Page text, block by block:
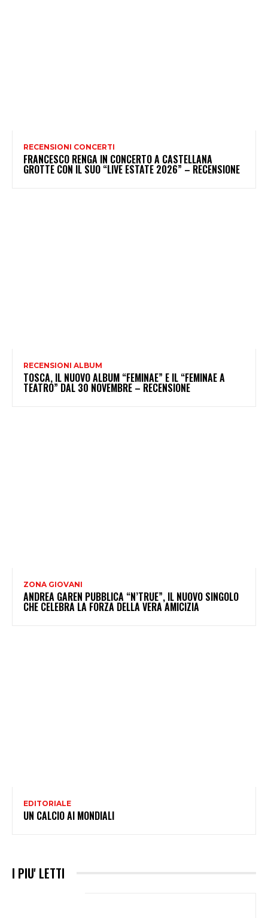
RECENSIONI CONCERTI
FRANCESCO RENGA IN CONCERTO A CASTELLANA
GROTTE CON IL SUO “LIVE ESTATE 2026” – RECENSIONE
RECENSIONI ALBUM
TOSCA, IL NUOVO ALBUM “FEMINAE” E IL “FEMINAE A
TEATRO” DAL 30 NOVEMBRE – RECENSIONE
ZONA GIOVANI
ANDREA GAREN PUBBLICA “N’TRUE”, IL NUOVO SINGOLO
CHE CELEBRA LA FORZA DELLA VERA AMICIZIA
EDITORIALE
UN CALCIO AI MONDIALI
I PIU' LETTI